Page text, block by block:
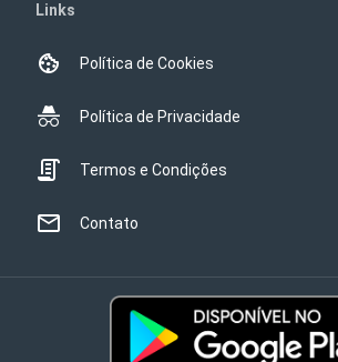
Links
Política de Cookies
Política de Privacidade
Termos e Condições
Contato